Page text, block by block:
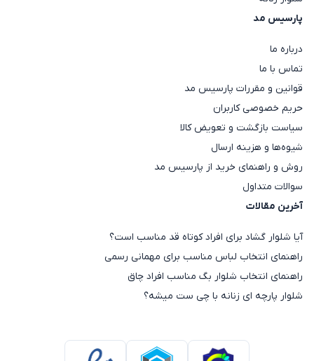
پارسیس مد
درباره ما
تماس با ما
قوانین و مقررات پارسیس مد
حریم خصوصی کاربران
سیاست بازگشت و تعویض کالا
شیوه‌ها و هزینه ارسال
روش و راهنمای خرید از پارسیس مد
سوالات متداول
آخرین مقالات
آیا شلوار گشاد برای افراد کوتاه قد مناسب است؟
راهنمای انتخاب لباس مناسب برای مهمانی رسمی
راهنمای انتخاب شلوار بگ مناسب افراد چاق
شلوار پارچه ای زنانه با چی ست میشه؟